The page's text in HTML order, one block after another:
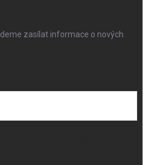
zasílat informace o nových